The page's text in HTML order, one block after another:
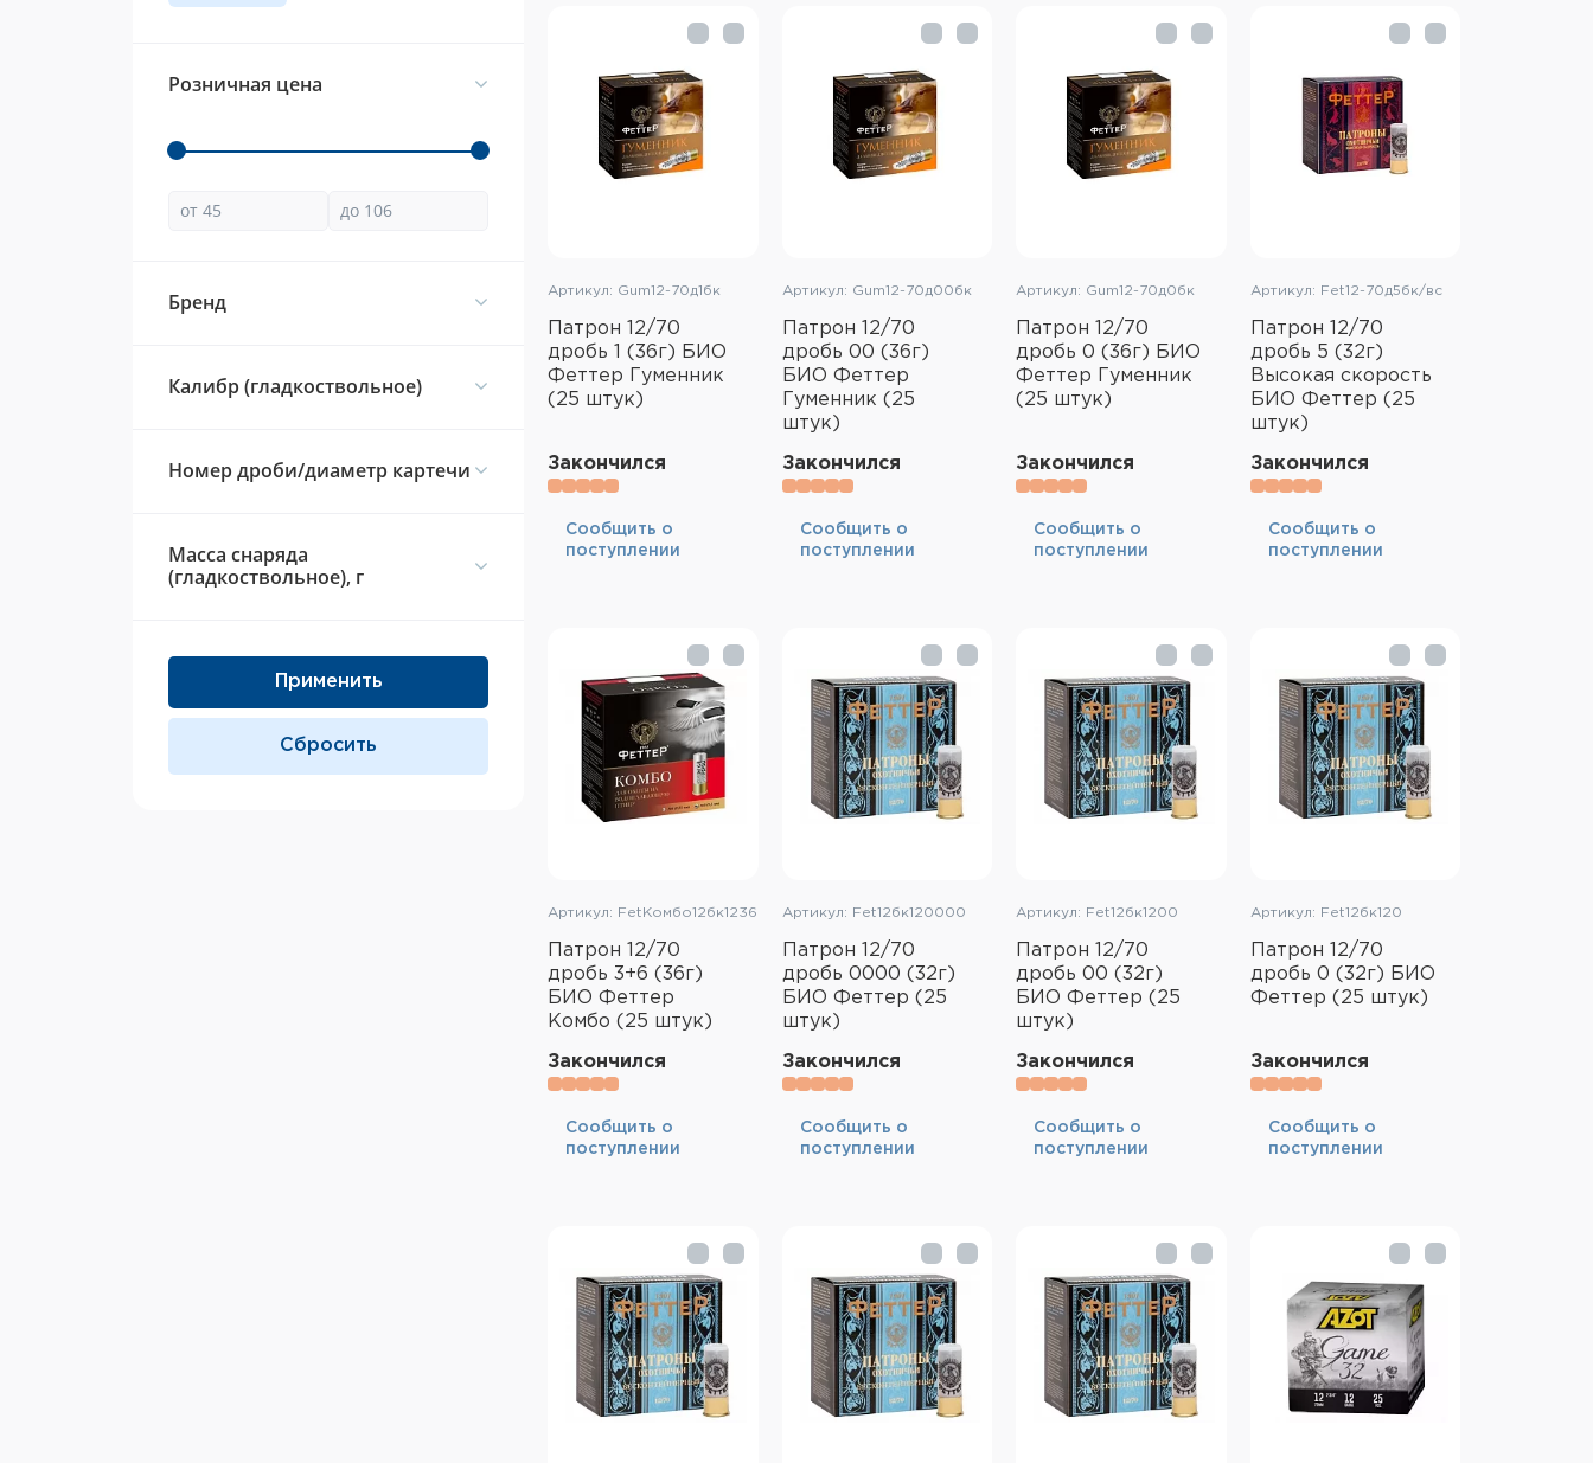
Розничная цена
Брeнд
Калибр (гладкоствольное)
Номер дроби/диаметр картечи
Масса снаряда
(гладкоствольное), г
Артикул: Gum12-70д1бк
Патрон 12/70
дробь 1 (36г) БИО
Феттер Гуменник
(25 штук)
Закончился
Cообщить о
поступлении
Артикул: Gum12-70д00бк
Патрон 12/70
дробь 00 (36г)
БИО Феттер
Гуменник (25
штук)
Закончился
Cообщить о
поступлении
Артикул: Gum12-70д0бк
Патрон 12/70
дробь 0 (36г) БИО
Феттер Гуменник
(25 штук)
Закончился
Cообщить о
поступлении
Артикул: Fet12-70д5бк/вс
Патрон 12/70
дробь 5 (32г)
Высокая скорость
БИО Феттер (25
штук)
Закончился
Cообщить о
поступлении
Артикул: FetКомбо12бк1236
Патрон 12/70
дробь 3+6 (36г)
БИО Феттер
Комбо (25 штук)
Закончился
Cообщить о
поступлении
Артикул: Fet12бк120000
Патрон 12/70
дробь 0000 (32г)
БИО Феттер (25
штук)
Закончился
Cообщить о
поступлении
Артикул: Fet12бк1200
Патрон 12/70
дробь 00 (32г)
БИО Феттер (25
штук)
Закончился
Cообщить о
поступлении
Артикул: Fet12бк120
Патрон 12/70
дробь 0 (32г) БИО
Феттер (25 штук)
Закончился
Cообщить о
поступлении